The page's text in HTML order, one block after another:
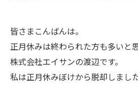
皆さまこんばんは。
正月休みは終わられた方も多いと思
株式会社エイサンの渡辺です。
私は正月休みぼけから脱却しました